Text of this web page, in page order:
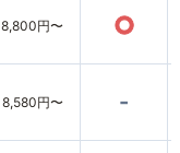
8,800円〜 ○
8,580円〜 -